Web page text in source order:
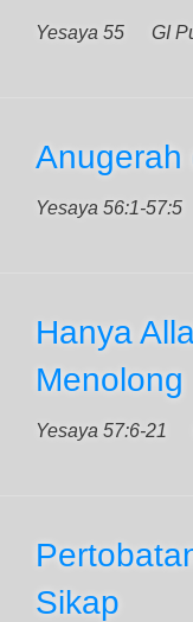
Yesaya 55 GI
Anugerah
Yesaya 56:1-57:5
Hanya
Menolong
Yesaya 57:6-21
Sikap